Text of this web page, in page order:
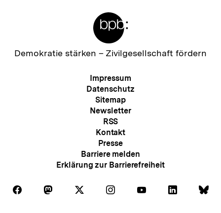
Zur
Demokratie stärken – Zivilgesellschaft fördern
Meta-
Navigation
Impressum
Datenschutz
Sitemap
Newsletter
RSS
Kontakt
Presse
Barriere melden
Erklärung zur Barrierefreiheit
Folgen
Auf
Folgen Folgen Folgen
Auf
Folgen Folgen